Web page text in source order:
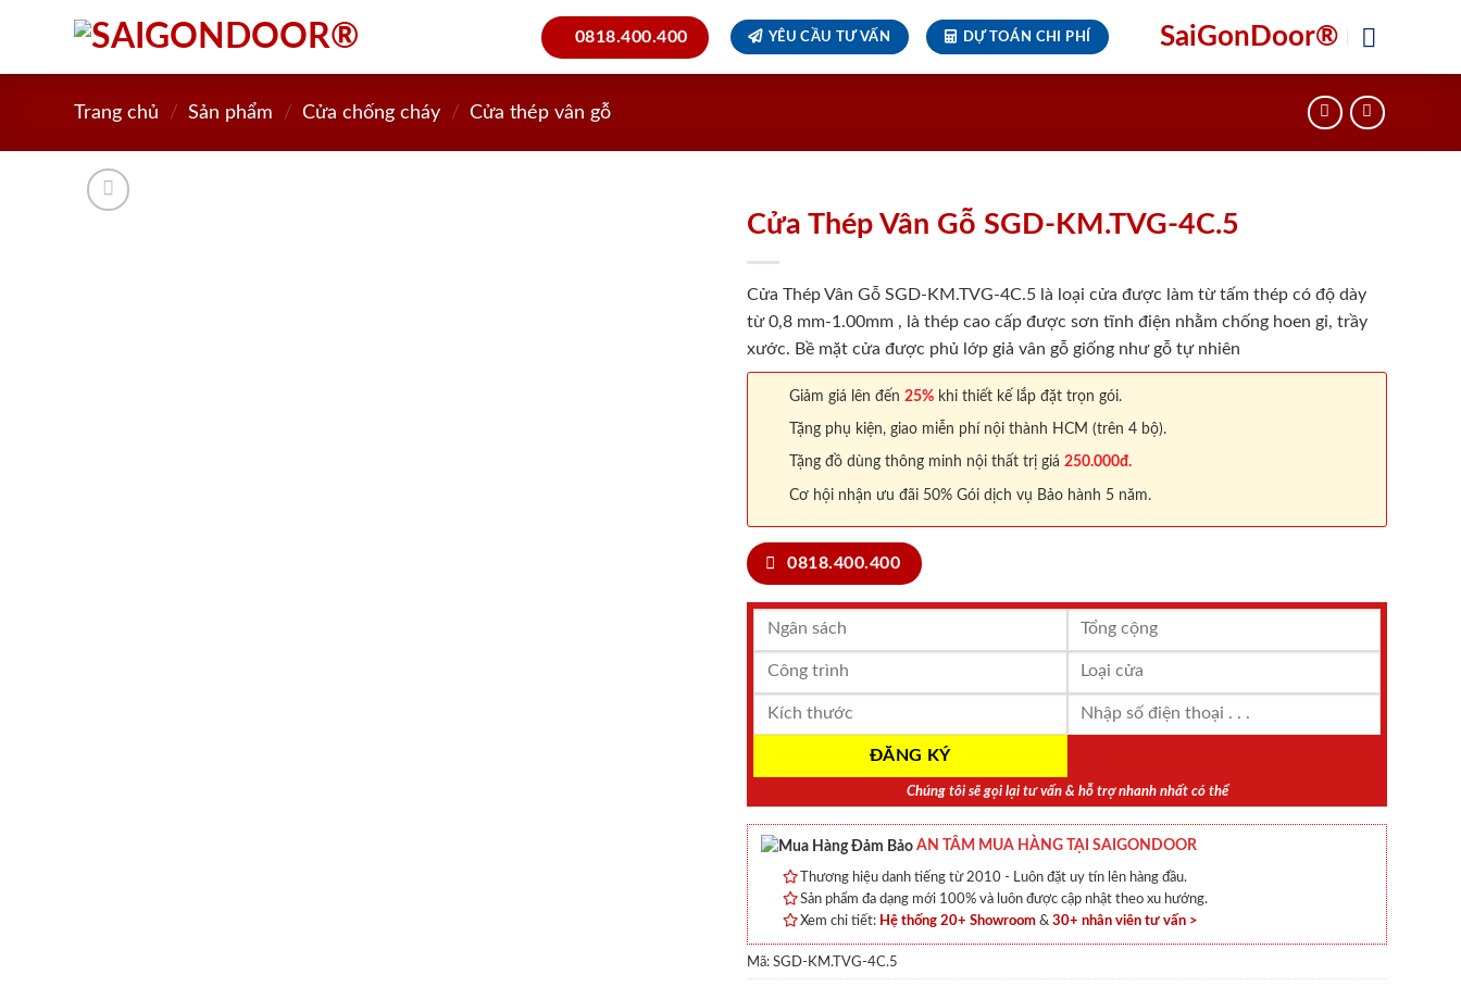
0818.400.400 YÊU CẦU TƯ VẤN DỰ TOÁN CHI PHÍ SaiGonDoor®
Trang chủ / Sản phẩm / Cửa chống cháy / Cửa thép vân gỗ
Cửa Thép Vân Gỗ SGD-KM.TVG-4C.5
Cửa Thép Vân Gỗ SGD-KM.TVG-4C.5 là loại cửa được làm từ tấm thép có độ dày
từ 0,8 mm-1.00mm , là thép cao cấp được sơn tĩnh điện nhằm chống hoen gỉ, trầy
xước. Bề mặt cửa được phủ lớp giả vân gỗ giống như gỗ tự nhiên
Giảm giá lên đến 25% khi thiết kế lắp đặt trọn gói.
Tặng phụ kiện, giao miễn phí nội thành HCM (trên 4 bộ).
Tặng đồ dùng thông minh nội thất trị giá 250.000đ.
Cơ hội nhận ưu đãi 50% Gói dịch vụ Bảo hành 5 năm.
0818.400.400
Chúng tôi sẽ gọi lại tư vấn & hỗ trợ nhanh nhất có thể
AN TÂM MUA HÀNG TẠI SAIGONDOOR
Thương hiệu danh tiếng từ 2010 - Luôn đặt uy tín lên hàng đầu.
Sản phẩm đa dạng mới 100% và luôn được cập nhật theo xu hướng.
Xem chi tiết: Hệ thống 20+ Showroom & 30+ nhân viên tư vấn >
Mã: SGD-KM.TVG-4C.5